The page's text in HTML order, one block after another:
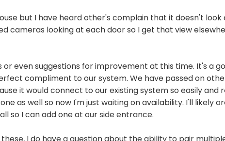
but I have heard other's complain that it doesn't look
cameras looking at each door so I get that view
even suggestions for improvement at this time. It's a
compliment to our system. We have passed on
it would connect to our existing system so easily and
as well so now I'm just waiting on availability. I'll likely
so I can add one at our side entrance.